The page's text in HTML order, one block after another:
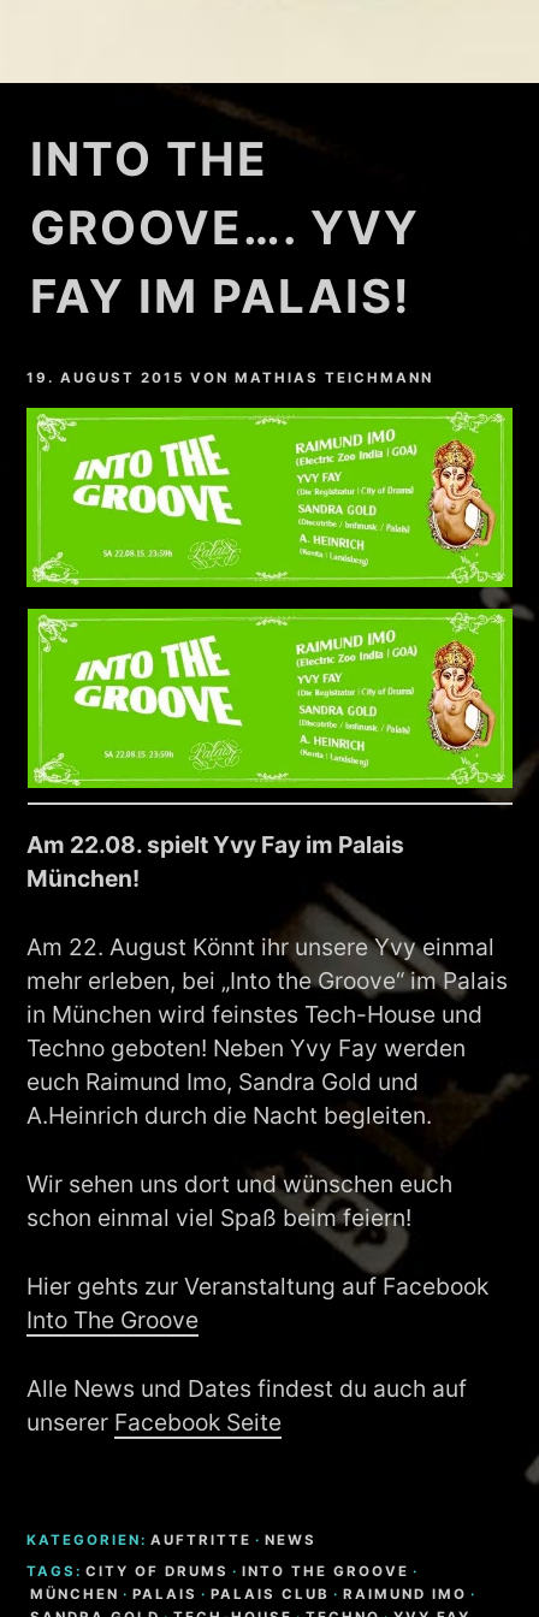
INTO THE
GROOVE…. YVY
FAY IM PALAIS!
19. AUGUST 2015 VONMATHIAS TEICHMANN
Am 22.08. spielt Yvy Fay im Palais
München!
Am 22. August Könnt ihr unsere Yvy einmal
mehr erleben, bei „Into the Groove“ im Palais
in München wird feinstes Tech-House und
Techno geboten! Neben Yvy Fay werden
euch Raimund Imo, Sandra Gold und
A.Heinrich durch die Nacht begleiten.
Wir sehen uns dort und wünschen euch
schon einmal viel Spaß beim feiern!
Hier gehts zur Veranstaltung auf Facebook
Into The Groove
Alle News und Dates findest du auch auf
unserer Facebook Seite
KATEGORIEN: AUFTRITTE · NEWS
TAGS: CITY OF DRUMS · INTO THE GROOVE ·
MÜNCHEN · PALAIS · PALAIS CLUB · RAIMUND IMO ·